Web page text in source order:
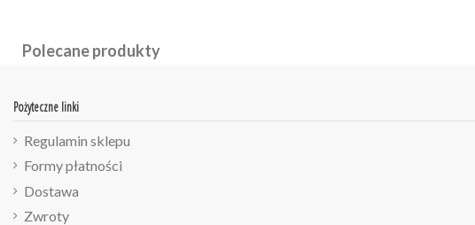
Polecane produkty
Pożyteczne linki
Regulamin sklepu
Formy płatności
Dostawa
Zwroty